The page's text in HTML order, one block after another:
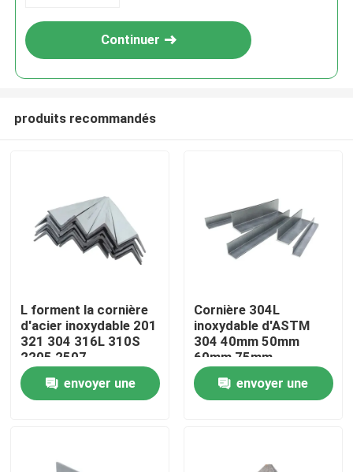
Maison
Produits
Continuer
produits recommandés
L forment la cornière
d'acier inoxydable 201
321 304 316L 310S
2205 2507
envoyer une
Cornière 304L
inoxydable d'ASTM
304 40mm 50mm
60mm 75mm
envoyer une